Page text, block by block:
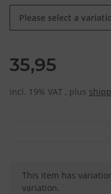
Please select a
35,95
incl. 19% VAT , plus
x
This item has
variation.